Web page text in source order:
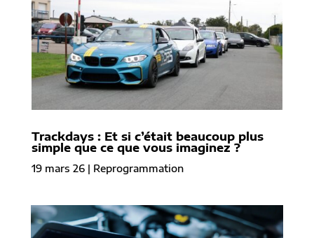
Trackdays : Et si c’était beaucoup plus
simple que ce que vous imaginez ?
19 mars 26| Reprogrammation